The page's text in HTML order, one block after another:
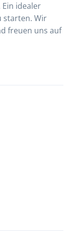
Ein idealer
starten. Wir
freuen uns auf